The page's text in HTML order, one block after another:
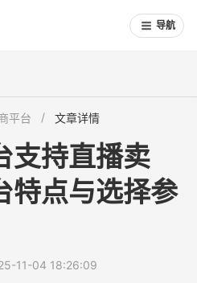
导航
对比？
效果吗？
合新手？
平台 文章详情
支持直播卖
特点与选择参
11-04 18:26:09